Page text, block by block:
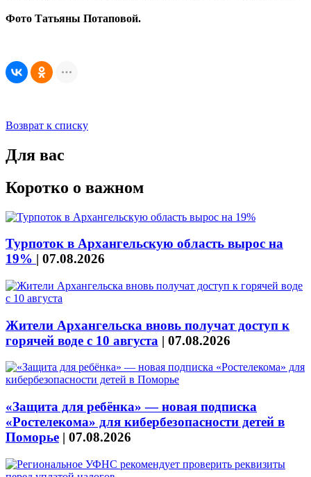
Фото Татьяны Потаповой.
Возврат к списку
Для вас
Коротко о важном
Турпоток в Архангельскую область вырос на
19% | 07.08.2026
Жители Архангельска вновь получат доступ к
горячей воде с 10 августа | 07.08.2026
«Защита для ребёнка» — новая подписка
«Ростелекома» для кибербезопасности детей в
Поморье | 07.08.2026